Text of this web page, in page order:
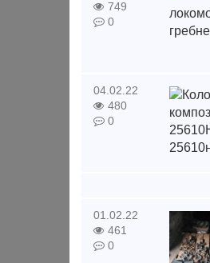
749
0
04.02.22
480
0
01.02.22
461
0